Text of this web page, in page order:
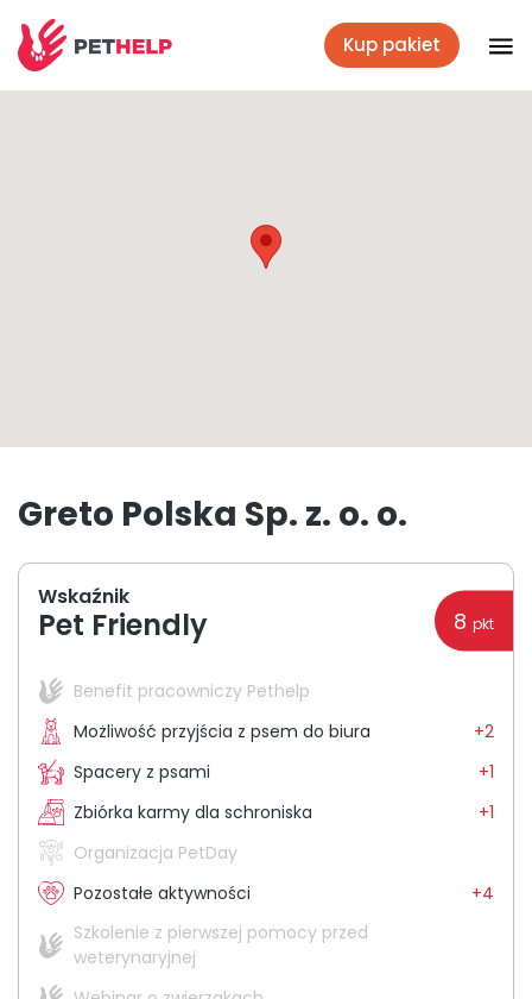
+48 790 277 277
Benefit dla firm
Kup pakiet
Greto Polska Sp. z. o. o.
Wskaźnik
Pet Friendly 8 pkt
Benefit pracowniczy Pethelp
Możliwość przyjścia z psem do biura
+2
Spacery z psami
+1
Zbiórka karmy dla schroniska
+1
Organizacja PetDay
Pozostałe aktywności
+4
Szkolenie z pierwszej pomocy przed
weterynaryjnej